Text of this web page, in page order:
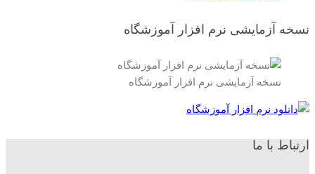
نسخه آزمایشی نرم افزار آموزشگاه
نسخه آزمایشی نرم افزار آموزشگاه
ارتباط با ما